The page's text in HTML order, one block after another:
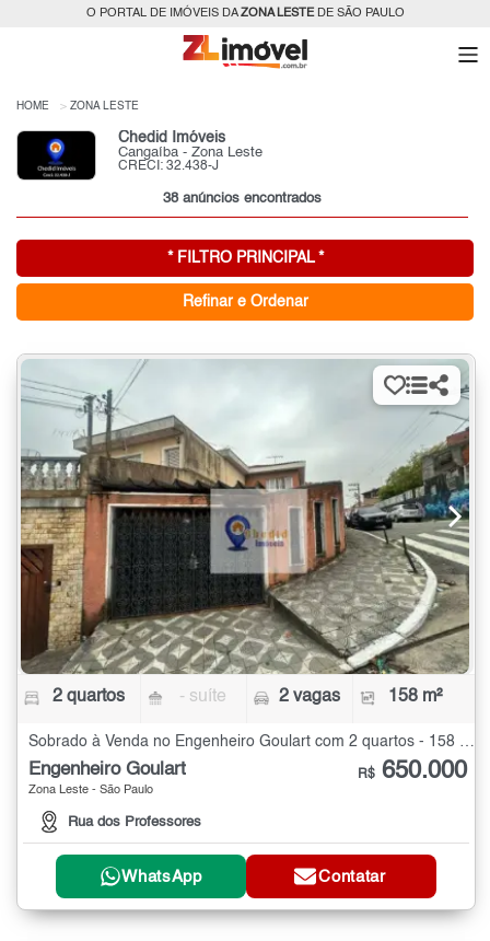
O PORTAL DE IMÓVEIS DAZONA LESTEDE SÃO PAULO
HOME ZONA LESTE
Chedid Imóveis
Cangaíba - Zona Leste
CRECI: 32.438-J
38 anúncios encontrados
* FILTRO PRINCIPAL *
Refinar e Ordenar
2 quartos - suíte 2 vagas 158 m²
Sobrado à Venda no Engenheiro Goulart com 2 quartos - 158 m²
Engenheiro Goulart
Zona Leste - São Paulo
Rua dos Professores
R$ 650.000
WhatsApp Contatar